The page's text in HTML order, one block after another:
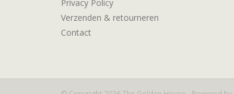
Privacy Policy
Verzenden & retourneren
Contact